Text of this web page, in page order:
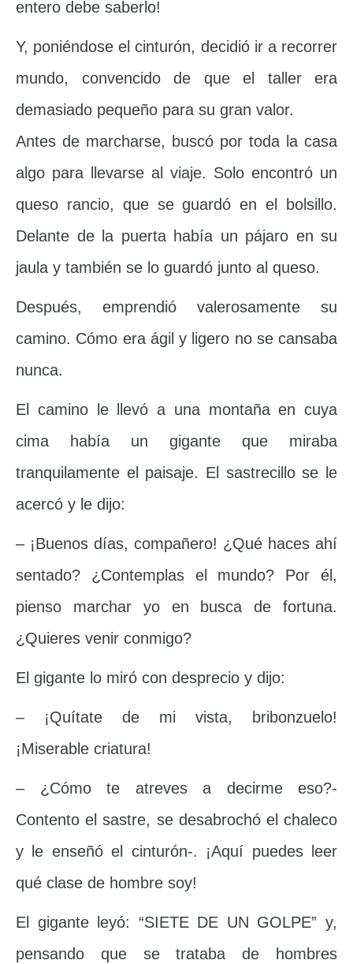
entero debe saberlo!
Y, poniéndose el cinturón, decidió ir a recorrer
mundo, convencido de que el taller era
demasiado pequeño para su gran valor.
Antes de marcharse, buscó por toda la casa
algo para llevarse al viaje. Solo encontró un
queso rancio, que se guardó en el bolsillo.
Delante de la puerta había un pájaro en su
jaula y también se lo guardó junto al queso.
Después, emprendió valerosamente su
camino. Cómo era ágil y ligero no se cansaba
nunca.
El camino le llevó a una montaña en cuya
cima había un gigante que miraba
tranquilamente el paisaje. El sastrecillo se le
acercó y le dijo:
– ¡Buenos días, compañero! ¿Qué haces ahí
sentado? ¿Contemplas el mundo? Por él,
pienso marchar yo en busca de fortuna.
¿Quieres venir conmigo?
El gigante lo miró con desprecio y dijo:
– ¡Quítate de mi vista, bribonzuelo!
¡Miserable criatura!
– ¿Cómo te atreves a decirme eso?-
Contento el sastre, se desabrochó el chaleco
y le enseñó el cinturón-. ¡Aquí puedes leer
qué clase de hombre soy!
El gigante leyó: “SIETE DE UN GOLPE” y,
pensando que se trataba de hombres